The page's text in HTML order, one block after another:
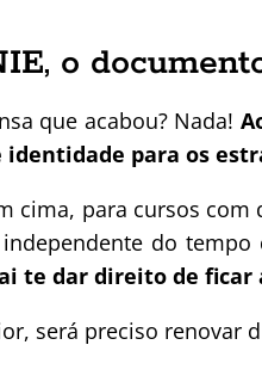
o
que acabou? Nada!
identidade para os
cima, para cursos
independente do
te dar direito de ficar
será preciso renovar